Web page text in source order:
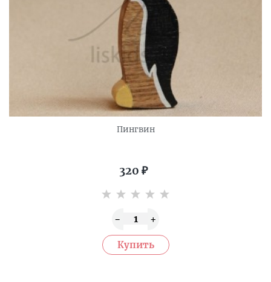
Пингвин
320 ₽